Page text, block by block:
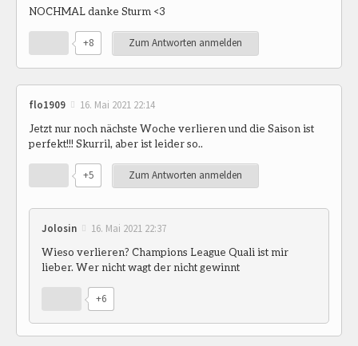
NOCHMAL danke Sturm <3
+8 Zum Antworten anmelden
flo1909 16. Mai 2021 22:14
Jetzt nur noch nächste Woche verlieren und die Saison ist
perfekt!!! Skurril, aber ist leider so..
+5 Zum Antworten anmelden
Jolosin 16. Mai 2021 22:37
Wieso verlieren? Champions League Quali ist mir
lieber. Wer nicht wagt der nicht gewinnt
+6